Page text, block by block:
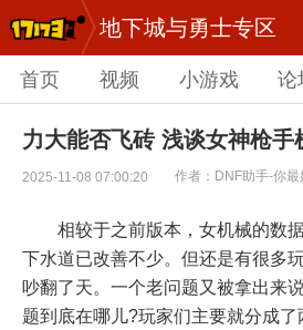
地下城与勇士专区
首页 视频 小游戏 论
力大能否飞砖 浅谈女神枪手
2025-11-08 07:00:20 作者：DNF助手-你
相较于之前版本，女机械的数
下水道已改善不少。但还是有很多
吵翻了天。一个老问题又被拿出来
题到底在哪儿?玩家们主要就分成